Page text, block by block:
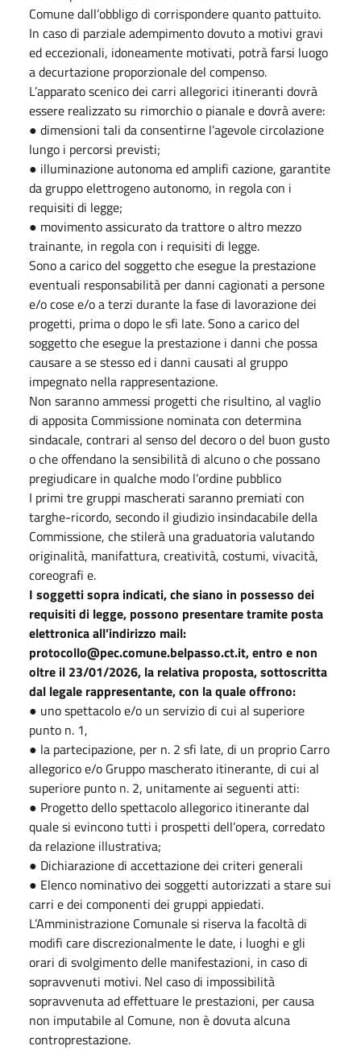
Comune dall’obbligo di corrispondere quanto pattuito.
In caso di parziale adempimento dovuto a motivi gravi
ed eccezionali, idoneamente motivati, potrà farsi luogo
a decurtazione proporzionale del compenso.
L’apparato scenico dei carri allegorici itineranti dovrà
essere realizzato su rimorchio o pianale e dovrà avere:
● dimensioni tali da consentirne l’agevole circolazione
lungo i percorsi previsti;
● illuminazione autonoma ed amplifi cazione, garantite
da gruppo elettrogeno autonomo, in regola con i
requisiti di legge;
● movimento assicurato da trattore o altro mezzo
trainante, in regola con i requisiti di legge.
Sono a carico del soggetto che esegue la prestazione
eventuali responsabilità per danni cagionati a persone
e/o cose e/o a terzi durante la fase di lavorazione dei
progetti, prima o dopo le sfi late. Sono a carico del
soggetto che esegue la prestazione i danni che possa
causare a se stesso ed i danni causati al gruppo
impegnato nella rappresentazione.
Non saranno ammessi progetti che risultino, al vaglio
di apposita Commissione nominata con determina
sindacale, contrari al senso del decoro o del buon gusto
o che offendano la sensibilità di alcuno o che possano
pregiudicare in qualche modo l’ordine pubblico
I primi tre gruppi mascherati saranno premiati con
targhe-ricordo, secondo il giudizio insindacabile della
Commissione, che stilerà una graduatoria valutando
originalità, manifattura, creatività, costumi, vivacità,
coreografi e.
I soggetti sopra indicati, che siano in possesso dei
requisiti di legge, possono presentare tramite posta
elettronica all’indirizzo mail:
protocollo@pec.comune.belpasso.ct.it, entro e non
oltre il 23/01/2026, la relativa proposta, sottoscritta
dal legale rappresentante, con la quale offrono:
● uno spettacolo e/o un servizio di cui al superiore
punto n. 1,
● la partecipazione, per n. 2 sfi late, di un proprio Carro
allegorico e/o Gruppo mascherato itinerante, di cui al
superiore punto n. 2, unitamente ai seguenti atti:
● Progetto dello spettacolo allegorico itinerante dal
quale si evincono tutti i prospetti dell’opera, corredato
da relazione illustrativa;
● Dichiarazione di accettazione dei criteri generali
● Elenco nominativo dei soggetti autorizzati a stare sui
carri e dei componenti dei gruppi appiedati.
L’Amministrazione Comunale si riserva la facoltà di
modifi care discrezionalmente le date, i luoghi e gli
orari di svolgimento delle manifestazioni, in caso di
sopravvenuti motivi. Nel caso di impossibilità
sopravvenuta ad effettuare le prestazioni, per causa
non imputabile al Comune, non è dovuta alcuna
controprestazione.